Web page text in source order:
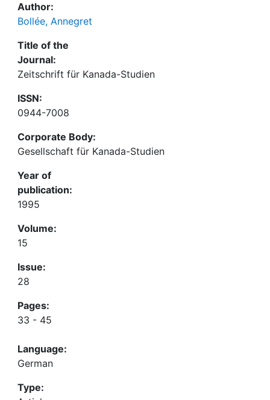
Author:
Bollée, Annegret
Title of the
Journal:
Zeitschrift für Kanada-Studien
ISSN:
0944-7008
Corporate Body:
Gesellschaft für Kanada-Studien
Year of
publication:
1995
Volume:
15
Issue:
28
Pages:
33 - 45
Language:
German
Type: